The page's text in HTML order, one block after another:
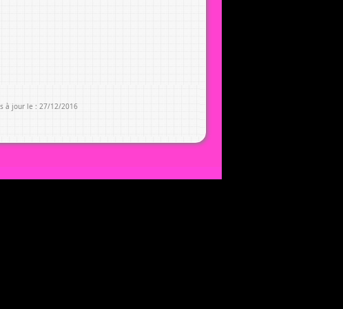
à jour le : 27/12/2016